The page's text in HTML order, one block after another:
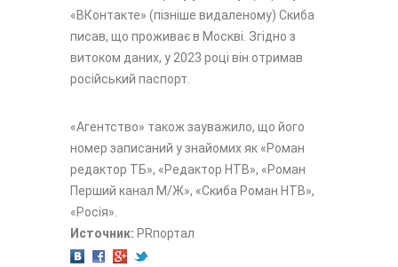
«ВКонтакте» (пізніше видаленому) Скиба
писав, що проживає в Москві. Згідно з
витоком даних, у 2023 році він отримав
російський паспорт.
«Агентство» також зауважило, що його
номер записаний у знайомих як «Роман
редактор ТБ», «Редактор НТВ», «Роман
Перший канал М/Ж», «Скиба Роман НТВ»,
«Росія».
Источник: PRпортал